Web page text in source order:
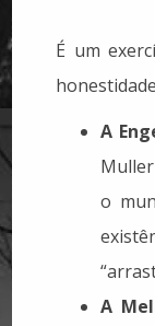
É um
A
o
A